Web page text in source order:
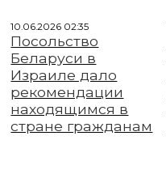
10.06.2026 02:35
Посольство
Беларуси в
Израиле дало
рекомендации
находящимся в
стране гражданам